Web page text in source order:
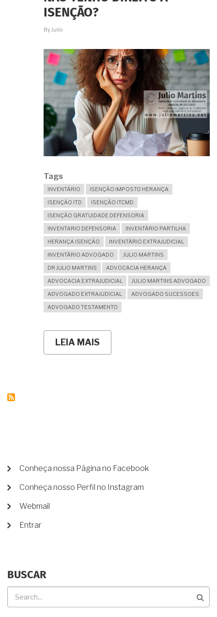
ISENÇÃO?
By Julio
Tags
INVENTÁRIO
ISENÇÃO IMPOSTO HERANÇA
ISENÇÃO ITD
ISENÇÃO ITCMD
ISENÇÃO GRATUIDADE DEFENSORIA
INVENTARIO DEFENSORIA
INVENTÁRIO PARTILHA
HERANÇA ISENÇÃO
INVENTÁRIO EXTRAJUDICIAL
INVENTÁRIO ADVOGADO
JULIO MARTINS
DR JULIO MARTINS
ADVOCACIA HERANÇA
ADVOCACIA EXTRAJUDICIAL
JULIO MARTINS ADVOGADO
ADVOGADO EXTRAJUDICIAL
ADVOGADO SUCESSOES
ADVOGADO TESTAMENTO
LEIA MAIS
FIZ
ITCMD
PAGO.
NÃO
TENHO
MENU
CONTA
DE
Conheça nossa Página no Facebook
Conheça nosso Perfil no Instagram
Webmail
Entrar
BUSCAR